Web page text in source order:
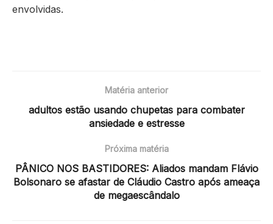
envolvidas.
Matéria anterior
adultos estão usando chupetas para combater
ansiedade e estresse
Próxima matéria
PÂNICO NOS BASTIDORES: Aliados mandam Flávio
Bolsonaro se afastar de Cláudio Castro após ameaça
de megaescândalo